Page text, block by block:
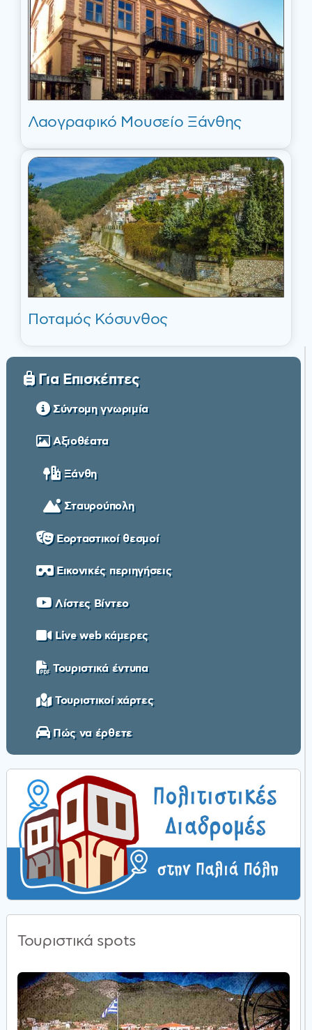
Λαογραφικό Μουσείο Ξάνθης
Ποταμός Κόσυνθος
Για Επισκέπτες
Σύντομη γνωριμία
Αξιοθέατα
Ξάνθη
Σταυρούπολη
Εορταστικοί θεσμοί
Εικονικές περιηγήσεις
Λίστες Βίντεο
Live web κάμερες
Τουριστικά έντυπα
Τουριστικοί χάρτες
Πώς να έρθετε
Τουριστικά spots